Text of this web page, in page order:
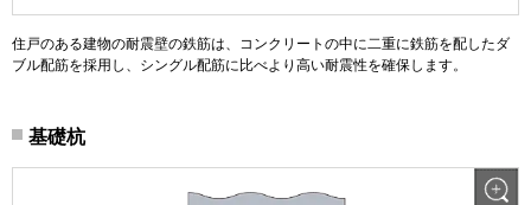
住戸のある建物の耐震壁の鉄筋は、コンクリートの中に二重に鉄筋を配したダ
ブル配筋を採用し、シングル配筋に比べより高い耐震性を確保します。
基礎杭